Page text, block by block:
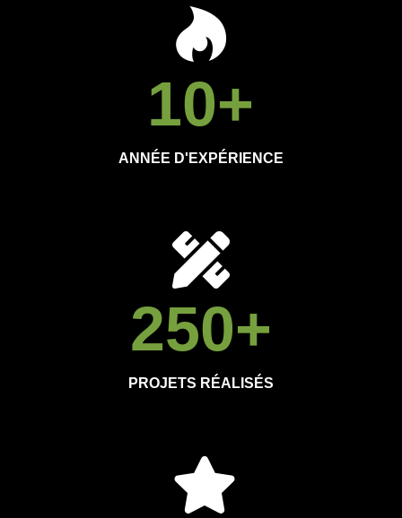
10+
ANNÉE D'EXPÉRIENCE
250+
PROJETS RÉALISÉS